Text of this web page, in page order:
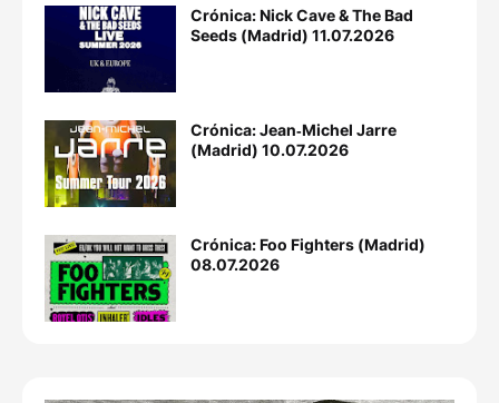
Crónica: Nick Cave & The Bad
Seeds (Madrid) 11.07.2026
Crónica: Jean‐Michel Jarre
(Madrid) 10.07.2026
Crónica: Foo Fighters (Madrid)
08.07.2026